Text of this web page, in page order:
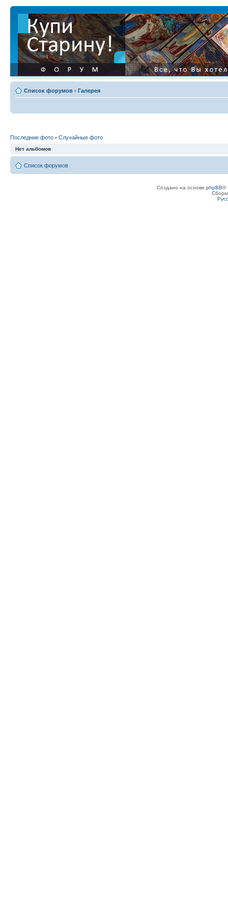
Список форумов ‹ Галерея
Последние фото • Случайные фото
Нет альбомов
Список форумов
Создано на основе phpBB®